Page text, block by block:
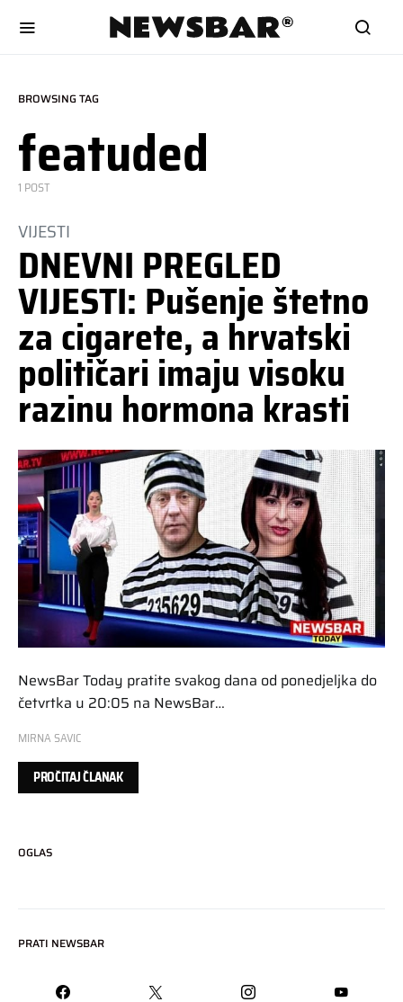
BROWSING TAG
featuded
1 POST
VIJESTI
DNEVNI PREGLED
VIJESTI: Pušenje štetno
za cigarete, a hrvatski
političari imaju visoku
razinu hormona krasti
NewsBar Today pratite svakog dana od ponedjeljka do
četvrtka u 20:05 na NewsBar…
MIRNA SAVIC
PROČITAJ ČLANAK
OGLAS
PRATI NEWSBAR